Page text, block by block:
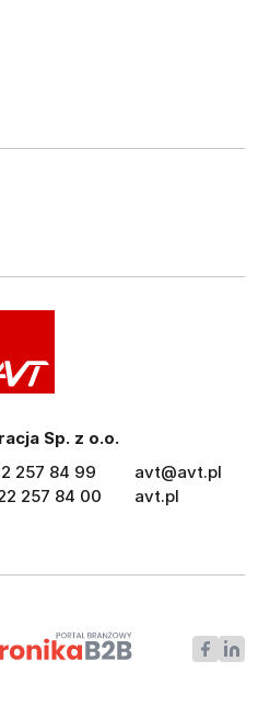
Sp. z o.o.
257 84 99
257 84 00
avt@avt.pl
avt.pl